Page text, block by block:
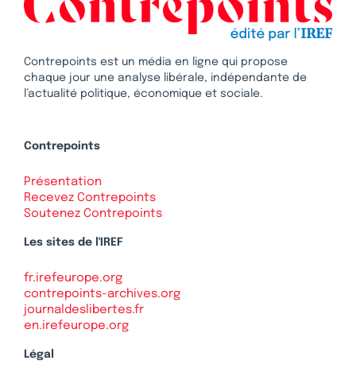
Contrepoints est un média en ligne qui propose
chaque jour une analyse libérale, indépendante de
l’actualité politique, économique et sociale.
Contrepoints
Présentation
Recevez Contrepoints
Soutenez Contrepoints
Les sites de l'IREF
fr.irefeurope.org
contrepoints-archives.org
journaldeslibertes.fr
en.irefeurope.org
Légal